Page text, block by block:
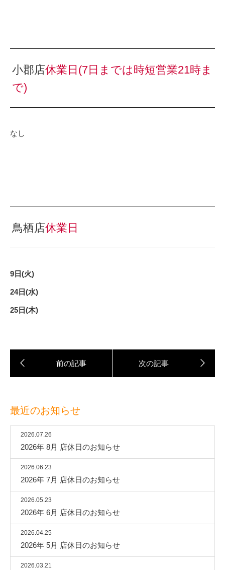
小郡店休業日 (7日までは時短営業21時ま
で)
なし
鳥栖店休業日
9日(火)
24日(水)
25日(木)
最近のお知らせ
2026.07.26
2026年 8月 店休日のお知らせ
2026.06.23
2026年 7月 店休日のお知らせ
2026.05.23
2026年 6月 店休日のお知らせ
2026.04.25
2026年 5月 店休日のお知らせ
2026.03.21